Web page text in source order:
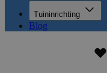
Tuininrichting
Blog